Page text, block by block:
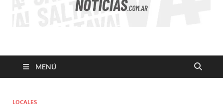
SALTA VA!
MENÚ
LOCALES